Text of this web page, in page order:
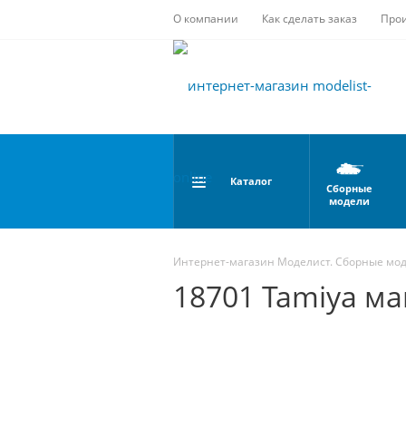
О компании Как сделать заказ
Каталог
Сборные
модели
Интернет-магазин Моделист. Сборные
18701 Tamiya